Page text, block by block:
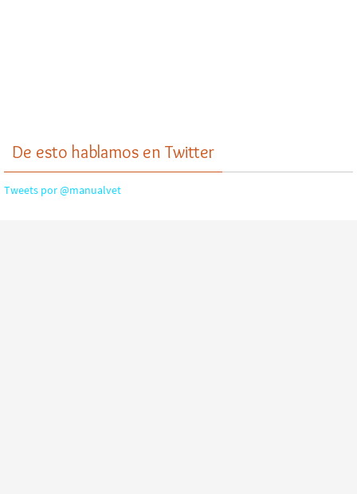
De esto hablamos en Twitter
Tweets por @manualvet